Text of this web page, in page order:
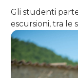
Gli studenti
escursioni, tra le